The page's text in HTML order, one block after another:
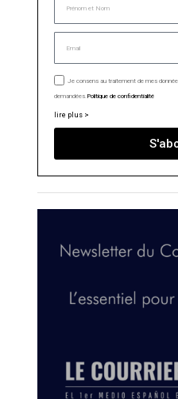
Je consens au traitement de mes
demandées.Politique de confidentialité
lire plus >